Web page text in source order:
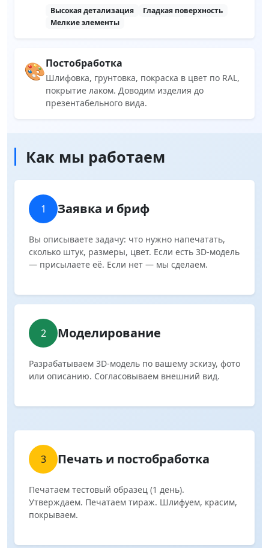
Высокая детализация
Гладкая поверхность
Мелкие элементы
🎨Постобработка
Шлифовка, грунтовка, покраска в цвет по RAL,
покрытие лаком. Доводим изделия до
презентабельного вида.
Как мы работаем
1 Заявка и бриф
Вы описываете задачу: что нужно напечатать,
сколько штук, размеры, цвет. Если есть 3D-модель
— присылаете её. Если нет — мы сделаем.
2 Моделирование
Разрабатываем 3D-модель по вашему эскизу, фото
или описанию. Согласовываем внешний вид.
3 Печать и постобработка
Печатаем тестовый образец (1 день).
Утверждаем. Печатаем тираж. Шлифуем, красим,
покрываем.